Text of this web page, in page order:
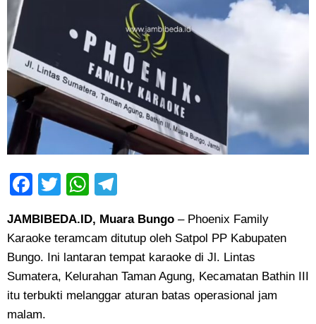
Facebook
TwitterWhatsApp
JAMBIBEDA.ID, Muara Bungo – Phoenix Family
Karaoke teramcam ditutup oleh Satpol PP Kabupaten
Bungo. Ini lantaran tempat karaoke di Jl. Lintas
Sumatera, Kelurahan Taman Agung, Kecamatan Bathin III
itu terbukti melanggar aturan batas operasional jam
malam.